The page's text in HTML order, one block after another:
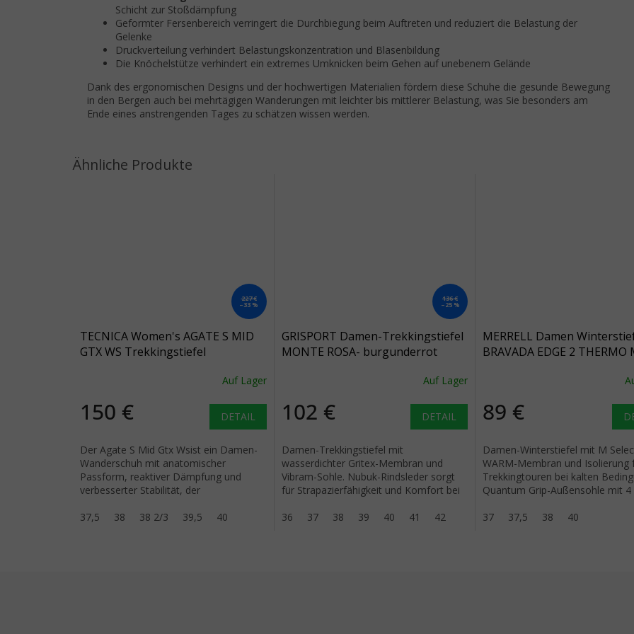
Schicht zur Stoßdämpfung
Geformter Fersenbereich verringert die Durchbiegung beim Auftreten und reduziert die Belastung der
Gelenke
Druckverteilung verhindert Belastungskonzentration und Blasenbildung
Die Knöchelstütze verhindert ein extremes Umknicken beim Gehen auf unebenem Gelände
Dank des ergonomischen Designs und der hochwertigen Materialien fördern diese Schuhe die gesunde Bewegung
in den Bergen auch bei mehrtägigen Wanderungen mit leichter bis mittlerer Belastung, was Sie besonders am
Ende eines anstrengenden Tages zu schätzen wissen werden.
227 €
–33 %
TECNICA Women's AGATE S MID
GTX WS Trekkingstiefel
Auf Lager
150 € DETAIL
Der Agate S Mid Gtx Wsist ein Damen-
Wanderschuh mit anatomischer
Passform, reaktiver Dämpfung und
verbesserter Stabilität, der
Flexibilität auf...
37,5 38 38 2/3 39,5 40
136 €
–25 %
GRISPORT Damen-Trekkingstiefel
MONTE ROSA- burgunderrot
Auf Lager
102 € DETAIL
Damen-Trekkingstiefel mit
wasserdichter Gritex-Membran und
Vibram-Sohle. Nubuk-Rindsleder sorgt
für Strapazierfähigkeit und Komfort bei
36
37 38 39 40 41 42
MERRELL Damen
BRAVADA EDGE 2 THERMO
89 €
Damen-Winterstiefel mit M
WARM-Membran und Isolierung
Trekkingtouren bei kalten
Quantum Grip-Außensohle mit
37
37,5 38 40